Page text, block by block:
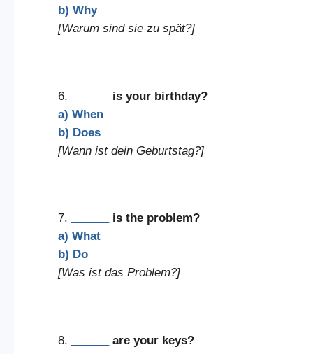
b) Why
[Warum sind sie zu spät?]
6.
is your birthday?
a) When
b) Does
[Wann ist dein Geburtstag?]
7.
is the problem?
a) What
b) Do
[Was ist das Problem?]
8.
are your keys?